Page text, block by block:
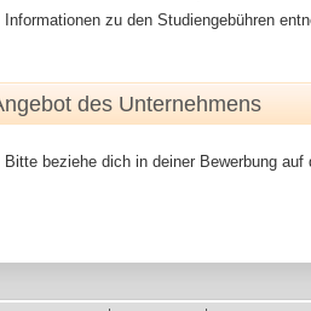
Informationen zu den Studiengebühren
des Unternehmens
Bitte beziehe dich in deiner Bewerbung auf